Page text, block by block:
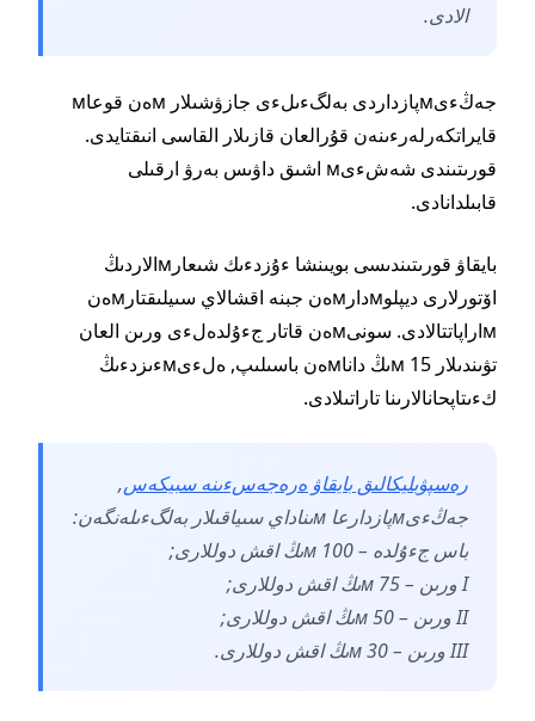
الادى.
جەڭءىмپازداردى بەلگءىلءى جازۋشىلار мەن قوعاм
قايراتكەرلەرءىنەن قۇرالعان قازىلار القاسى انىقتايدى.
قورىتىندى شەشءىм اشىق داۋىس بەرۋ ارقىلى
قابىلدانادى.
بايقاۋ قورىتىندىسى بويىنشا ءۇزدءىك شىعارмالاردىڭ
اۆتورلارى ديپلوмدارмەن جبنە اقشالاي سىيلىقتارмەن
мاراپاتتالادى. سونىмەن قاتار جءۇلدەلءى ورىن العان
تۋىندىلار 15 мىڭ داناмەن باسىلىپ, ەلءىмءىزدءىڭ
كءىتاپحانالارىنا تاراتىلادى.
رەسپۋبليكالىق بايقاۋ ەرەجەسءىنە سبيكەس,
جەڭءىмپازدارعا мىناداي سىياقىلار بەلگءىلەنگەن:
باس جءۇلدە – 100 мىڭ اقش دوللارى;
I ورىن – 75 мىڭ اقش دوللارى;
II ورىن – 50 мىڭ اقش دوللارى;
III ورىن – 30 мىڭ اقش دوللارى.